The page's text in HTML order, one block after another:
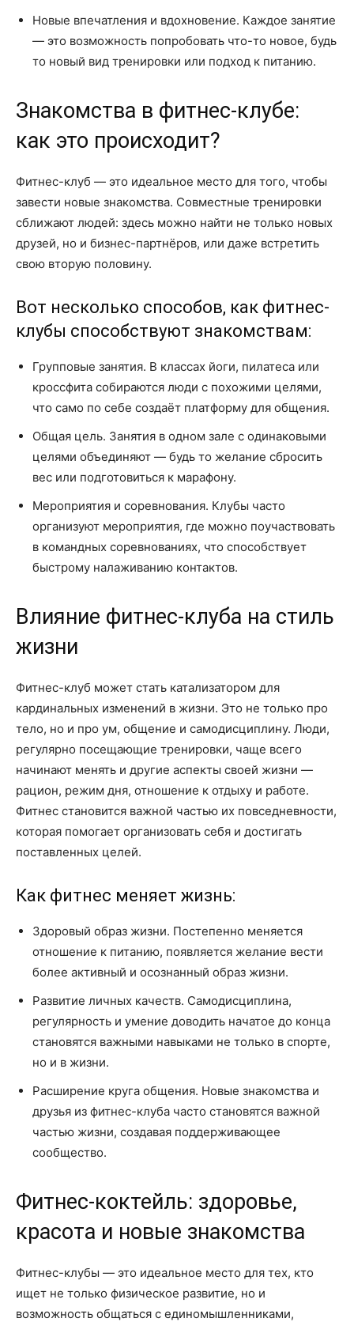
Новые впечатления и вдохновение. Каждое занятие
— это возможность попробовать что-то новое, будь
то новый вид тренировки или подход к питанию.
Знакомства в фитнес-клубе:
как это происходит?
Фитнес-клуб — это идеальное место для того, чтобы
завести новые знакомства. Совместные тренировки
сближают людей: здесь можно найти не только новых
друзей, но и бизнес-партнёров, или даже встретить
свою вторую половину.
Вот несколько способов, как фитнес-
клубы способствуют знакомствам:
Групповые занятия. В классах йоги, пилатеса или
кроссфита собираются люди с похожими целями,
что само по себе создаёт платформу для общения.
Общая цель. Занятия в одном зале с одинаковыми
целями объединяют — будь то желание сбросить
вес или подготовиться к марафону.
Мероприятия и соревнования. Клубы часто
организуют мероприятия, где можно поучаствовать
в командных соревнованиях, что способствует
быстрому налаживанию контактов.
Влияние фитнес-клуба на стиль
жизни
Фитнес-клуб может стать катализатором для
кардинальных изменений в жизни. Это не только про
тело, но и про ум, общение и самодисциплину. Люди,
регулярно посещающие тренировки, чаще всего
начинают менять и другие аспекты своей жизни —
рацион, режим дня, отношение к отдыху и работе.
Фитнес становится важной частью их повседневности,
которая помогает организовать себя и достигать
поставленных целей.
Как фитнес меняет жизнь:
Здоровый образ жизни. Постепенно меняется
отношение к питанию, появляется желание вести
более активный и осознанный образ жизни.
Развитие личных качеств. Самодисциплина,
регулярность и умение доводить начатое до конца
становятся важными навыками не только в спорте,
но и в жизни.
Расширение круга общения. Новые знакомства и
друзья из фитнес-клуба часто становятся важной
частью жизни, создавая поддерживающее
сообщество.
Фитнес-коктейль: здоровье,
красота и новые знакомства
Фитнес-клубы — это идеальное место для тех, кто
ищет не только физическое развитие, но и
возможность общаться с единомышленниками,